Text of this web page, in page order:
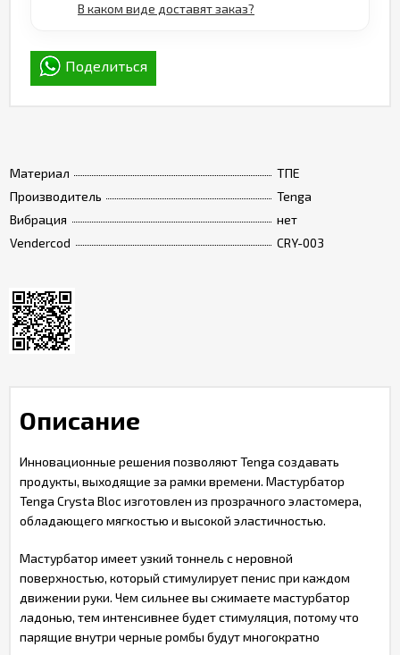
Материал
ТПЕ
Производитель
Tenga
Вибрация
нет
Vendercod
CRY-003
В каком виде доставят заказ?
Поделиться
Описание
Инновационные решения позволяют Tenga создавать
продукты, выходящие за рамки времени. Мастурбатор
Tenga Crysta Bloc изготовлен из прозрачного эластомера,
обладающего мягкостью и высокой эластичностью.
Мастурбатор имеет узкий тоннель с неровной
поверхностью, который стимулирует пенис при каждом
движении руки. Чем сильнее вы сжимаете мастурбатор
ладонью, тем интенсивнее будет стимуляция, потому что
парящие внутри черные ромбы будут многократно